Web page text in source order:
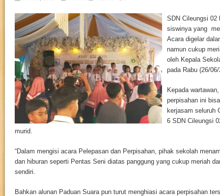
SDN Cileungsi 02
siswinya yang
Acara digelar
namun cukup
oleh Kepala
pada Rabu (26/
Kepada
perpisahan ini
kerjasam seluruh
6 SDN Cileungsi
murid.
“Dalam mengisi acara Pelepasan dan Perpisahan, pihak sekolah
dan hiburan seperti Pentas Seni diatas panggung yang cukup meriah
sendiri.
Bahkan alunan Paduan Suara pun turut menghiasi acara perpisahan